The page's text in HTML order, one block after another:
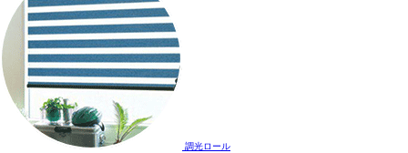
調光ロール